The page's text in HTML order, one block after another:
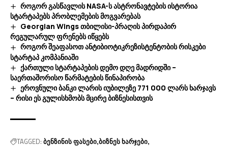
როგორ გასწავლის NASA-ს ასტრონავტების ისტორია
სტარტაპებს პრობლემების მოგვარებას
Georgian Wings თბილისი-პრაღის პირდაპირ
რეგულარულ ფრენებს იწყებს
როგორ შეაფასოთ ანტიბიოტიკრეზისტენტობის რისკები
სტარტაპ კომპანიაში
ქართული სტარტაპების დემო დღე მადრიდში –
საერთაშორისო წარმატების წინაპირობა
ეროვნული ბანკი ლარის იუბილეზე 771 000 ლარს ხარჯავს
– რისი ეს გულისხმობს მცირე ბიზნესისთვის
TAGGED: ბენზინის ფასები ბიზნეს ხარჯები